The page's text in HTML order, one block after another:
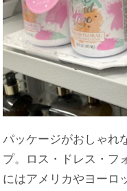
パッケージがおしゃれ
プ。ロス・ドレス・フ
にはアメリカやヨーロ